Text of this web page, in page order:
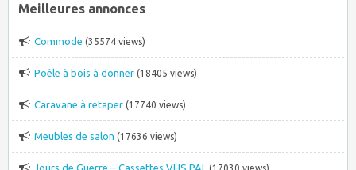
Meilleures annonces
Commode (35574 views)
Poêle à bois à donner (18405 views)
Caravane à retaper (17740 views)
Meubles de salon (17636 views)
Jours de Guerre – Cassettes VHS PAL